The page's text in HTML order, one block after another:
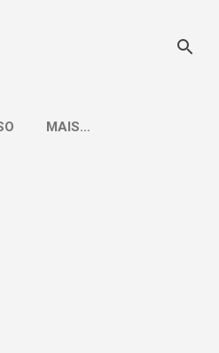
MAIS…